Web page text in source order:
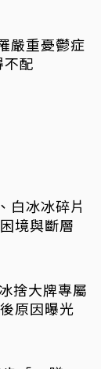
嚴重憂鬱症
配
白冰冰碎片
境與斷層
捨大牌專屬
原因曝光